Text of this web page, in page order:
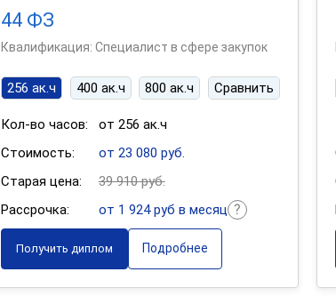
44 ФЗ
Квалификация: Специалист в сфере закупок
256 ак.ч 400 ак.ч 800 ак.ч Сравнить
Кол-во часов:
от 256 ак.ч
Стоимость:
от 23 080 руб.
Старая цена:
39 910 руб.
Рассрочка:
от 1 924 руб в месяц
Получить диплом Подробнее